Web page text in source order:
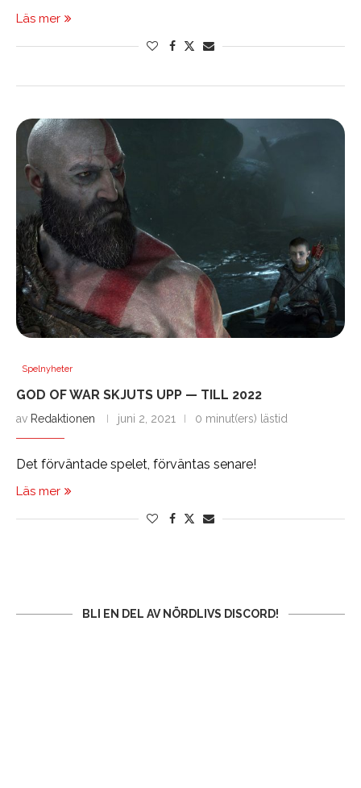
Läs mer
Spelnyheter
GOD OF WAR SKJUTS UPP — TILL 2022
av Redaktionen juni 2, 2021 0 minut(ers) lästid
Det förväntade spelet, förväntas senare!
Läs mer
BLI EN DEL AV NÖRDLIVS DISCORD!